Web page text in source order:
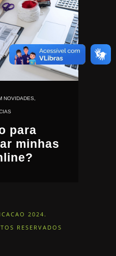
NOVIDADES
para
minhas
2024.
RESERVADOS